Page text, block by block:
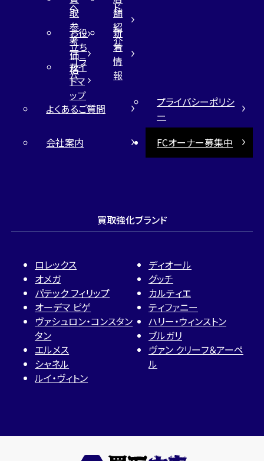
へ
ド
取
参
考
価
格
舗
紹
介
お役
立ち
コラ
ム
新
着
情
報
サイ
トマ
ップ
よくあるご質問
プライバシーポリシ
ー
会社案内
FCオーナー募集中
買取強化ブランド
ロレックス
オメガ
パテック フィリップ
オーデマ ピゲ
ヴァシュロン・コンスタン
タン
エルメス
シャネル
ルイ・ヴィトン
ディオール
グッチ
カルティエ
ティファニー
ハリー・ウィンストン
ブルガリ
ヴァン クリーフ＆アーペ
ル